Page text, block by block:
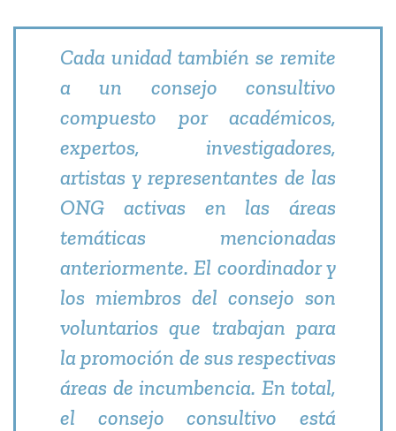
Cada unidad también se remite
a un consejo consultivo
compuesto por académicos,
expertos, investigadores,
artistas y representantes de las
ONG activas en las áreas
temáticas mencionadas
anteriormente. El coordinador y
los miembros del consejo son
voluntarios que trabajan para
la promoción de sus respectivas
áreas de incumbencia. En total,
el consejo consultivo está